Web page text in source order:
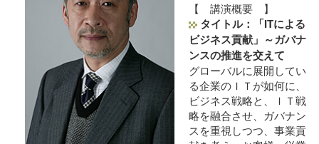
【 講演概要 】
タイトル：「ITによる
ビジネス貢献」～ガバナ
ンスの推進を交えて
グローバルに展開してい
る企業のＩＴが如何に、
ビジネス戦略と、ＩＴ戦
略を融合させ、ガバナン
スを重視しつつ、事業貢